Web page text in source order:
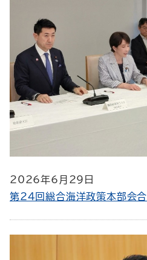
2026年6月29日
第24回総合海洋政策本部会合